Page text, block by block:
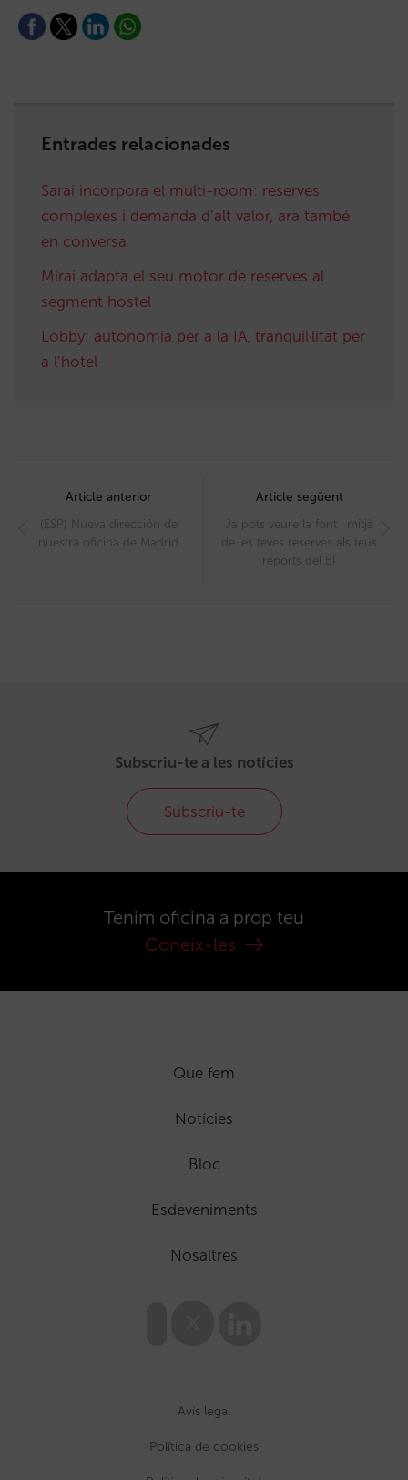
Entrades relacionades
Sarai incorpora el multi-room: reserves
complexes i demanda d’alt valor, ara també
en conversa
Mirai adapta el seu motor de reserves al
segment hostel
Lobby: autonomia per a la IA, tranquil·litat per
a l’hotel
navigation
Article anterior
(ESP) Nueva dirección de
nuestra oficina de Madrid
Article següent
Ja pots veure la font i mitjà
de les teves reserves als teus
reports del BI
Subscriu-te a les notícies
Subscriu-te
Tenim oficina a prop teu
Coneix-les
Que fem
Notícies
Bloc
Esdeveniments
Nosaltres
Avís legal
Política de cookies